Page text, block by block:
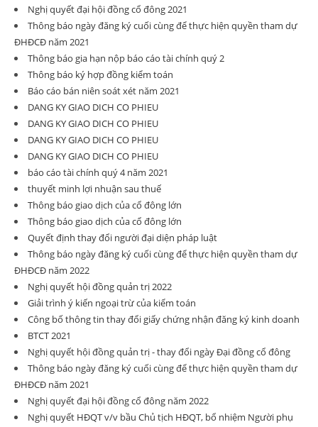
Nghị quyết đại hội đồng cổ đông 2021
Thông báo ngày đăng ký cuối cùng để thực hiện quyền tham dự
ĐHĐCĐ năm 2021
Thông báo gia hạn nộp báo cáo tài chính quý 2
Thông báo ký hợp đồng kiểm toán
Báo cáo bán niên soát xét năm 2021
DANG KY GIAO DICH CO PHIEU
DANG KY GIAO DICH CO PHIEU
DANG KY GIAO DICH CO PHIEU
DANG KY GIAO DICH CO PHIEU
báo cáo tài chính quý 4 năm 2021
thuyết minh lợi nhuận sau thuế
Thông báo giao dịch của cổ đông lớn
Thông báo giao dịch của cổ đông lớn
Quyết định thay đổi người đại diện pháp luật
Thông báo ngày đăng ký cuối cùng để thực hiện quyền tham dự
ĐHĐCĐ năm 2022
Nghị quyết hội đồng quản trị 2022
Giải trình ý kiến ngoại trừ của kiểm toán
Công bố thông tin thay đổi giấy chứng nhận đăng ký kinh doanh
BTCT 2021
Nghị quyết hội đồng quản trị - thay đổi ngày Đại đồng cổ đông
Thông báo ngày đăng ký cuối cùng để thực hiện quyền tham dự
ĐHĐCĐ năm 2021
Nghị quyết đại hội đồng cổ đông năm 2022
Nghị quyết HĐQT v/v bầu Chủ tịch HĐQT, bổ nhiệm Người phụ